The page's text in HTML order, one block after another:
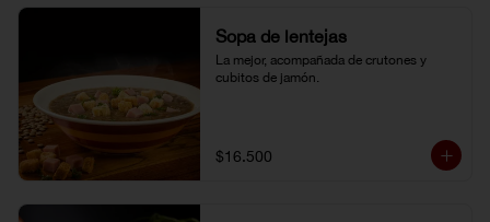
Sopa de lentejas
La mejor, acompañada de crutones y
cubitos de jamón.
$16.500